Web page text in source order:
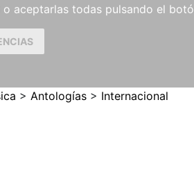
o aceptarlas todas pulsando el
> Antologías > Internacional